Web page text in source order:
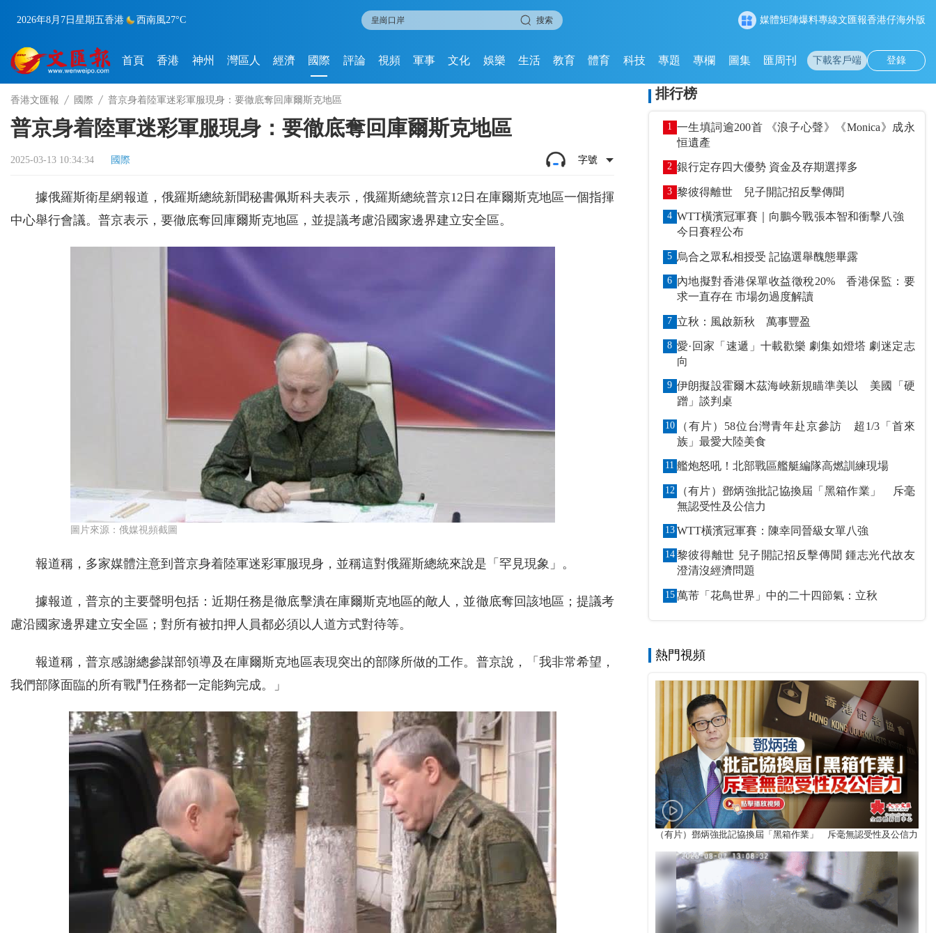
2026年8月7日 星期五香港 西南風27°C 搜索 媒體矩陣爆料專線文匯報香港仔海外版
首頁 香港 神州 灣區人 經濟 國際 評論 視頻 軍事 文化 娛樂 生活 教育 體育 科技 專題 專欄 圖集 匯周刊 下載客戶端 登錄
香港文匯報 國際 普京身着陸軍迷彩軍服現身：要徹底奪回庫爾斯克地區
普京身着陸軍迷彩軍服現身：要徹底奪回庫爾斯克地區
2025-03-13 10:34:34 國際 字號
據俄羅斯衛星網報道，俄羅斯總統新聞秘書佩斯科夫表示，俄羅斯總統普京12日在庫爾斯克地區一個指揮
中心舉行會議。普京表示，要徹底奪回庫爾斯克地區，並提議考慮沿國家邊界建立安全區。
圖片來源：俄媒視頻截圖
報道稱，多家媒體注意到普京身着陸軍迷彩軍服現身，並稱這對俄羅斯總統來說是「罕見現象」。
據報道，普京的主要聲明包括：近期任務是徹底擊潰在庫爾斯克地區的敵人，並徹底奪回該地區；提議考
慮沿國家邊界建立安全區；對所有被扣押人員都必須以人道方式對待等。
報道稱，普京感謝總參謀部領導及在庫爾斯克地區表現突出的部隊所做的工作。普京說，「我非常希望，
我們部隊面臨的所有戰鬥任務都一定能夠完成。」
排行榜
1 一生填詞逾200首 《浪子心聲》《Monica》成永
恒遺產
2 銀行定存四大優勢 資金及存期選擇多
3 黎彼得離世 兒子開記招反擊傳聞
4 WTT橫濱冠軍賽｜向鵬今戰張本智和衝擊八強
今日賽程公布
5 烏合之眾私相授受 記協選舉醜態畢露
6 內地擬對香港保單收益徵稅20% 香港保監：要
求一直存在 市場勿過度解讀
7 立秋：風啟新秋 萬事豐盈
8 愛·回家「速遞」十載歡樂 劇集如燈塔 劇迷定志
向
9 伊朗擬設霍爾木茲海峽新規瞄準美以 美國「硬
蹭」談判桌
10
（有片）58位台灣青年赴京參訪 超1/3「首來
族」最愛大陸美食
11 艦炮怒吼！北部戰區艦艇編隊高燃訓練現場
12
（有片）鄧炳強批記協換屆「黑箱作業」 斥毫
無認受性及公信力
13 WTT橫濱冠軍賽：陳幸同晉級女單八強
14 黎彼得離世 兒子開記招反擊傳聞 鍾志光代故友
澄清沒經濟問題
15 萬芾「花鳥世界」中的二十四節氣：立秋
熱門視頻
（有片）鄧炳強批記協換屆「黑箱作業」 斥毫無認受性及公信力